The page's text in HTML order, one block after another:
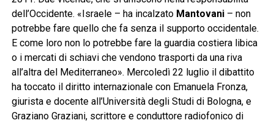
dell’Occidente. «Israele – ha incalzato Mantovani– non
potrebbe fare quello che fa senza il supporto occidentale.
E come loro non lo potrebbe fare la guardia costiera libica
o i mercati di schiavi che vendono trasporti da una riva
all’altra del Mediterraneo». Mercoledì 22 luglio il dibattito
ha toccato il diritto internazionale con Emanuela Fronza,
giurista e docente all’Università degli Studi di Bologna, e
Graziano Graziani, scrittore e conduttore radiofonico di